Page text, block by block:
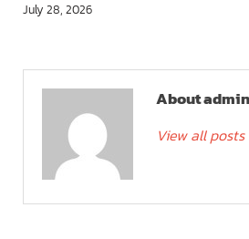
July 28, 2026
About admin
View all